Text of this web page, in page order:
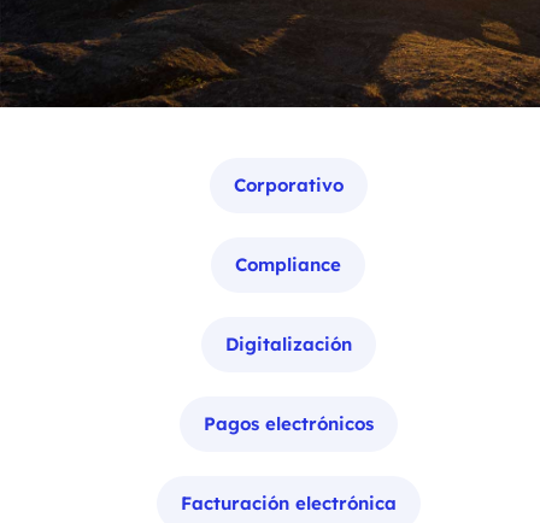
Corporativo
Compliance
Digitalización
Pagos electrónicos
Facturación electrónica